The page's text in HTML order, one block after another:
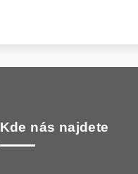
Kde nás najdete